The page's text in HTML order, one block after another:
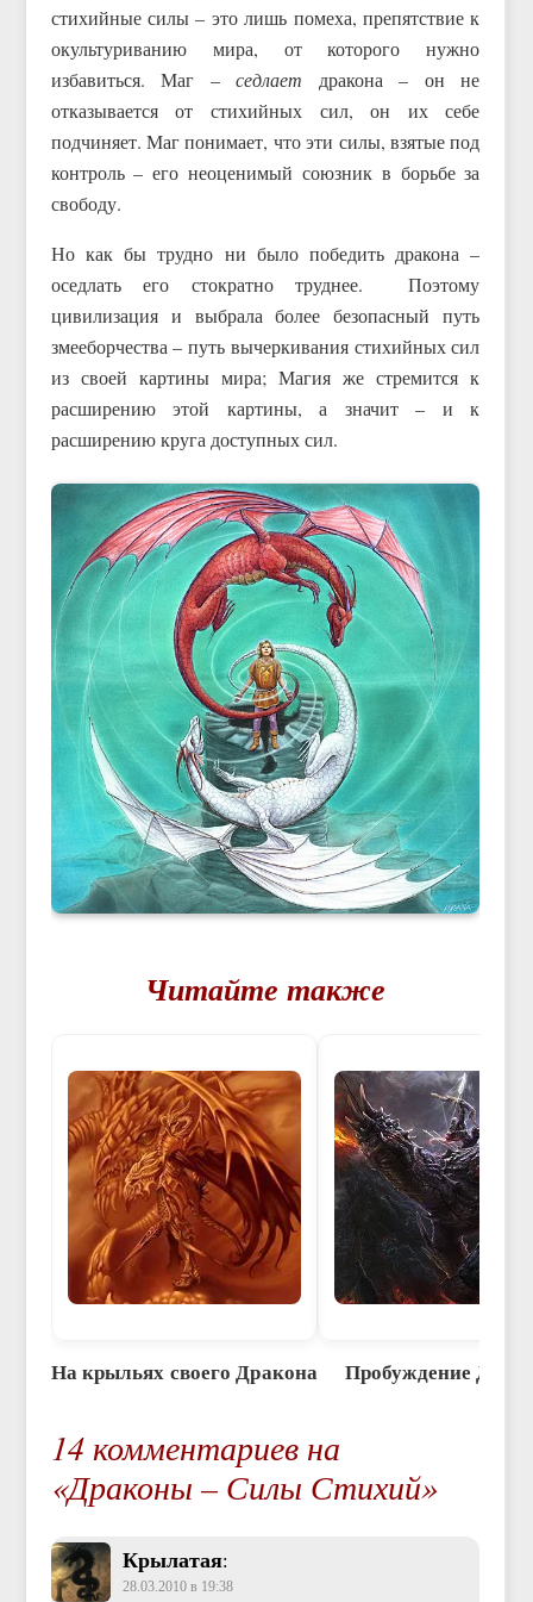
стихийные силы – это лишь помеха, препятствие к
окультуриванию мира, от которого нужно
избавиться. Маг –седлает дракона – он не
отказывается от стихийных сил, он их себе
подчиняет. Маг понимает, что эти силы, взятые под
контроль – его неоценимый союзник в борьбе за
свободу.
Но как бы трудно ни было победить дракона –
оседлать его стократно труднее. Поэтому
цивилизация и выбрала более безопасный путь
змееборчества – путь вычеркивания стихийных сил
из своей картины мира; Магия же стремится к
расширению этой картины, а значит – и к
расширению круга доступных сил.
Читайте также
На крыльях своего Дракона Пробуждение
14 комментариев на
«Драконы – Силы Стихий»
Крылатая:
28.03.2010 в 19:38